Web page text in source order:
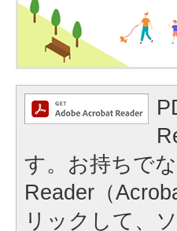
す。お持ちで
Reader（
リックして、